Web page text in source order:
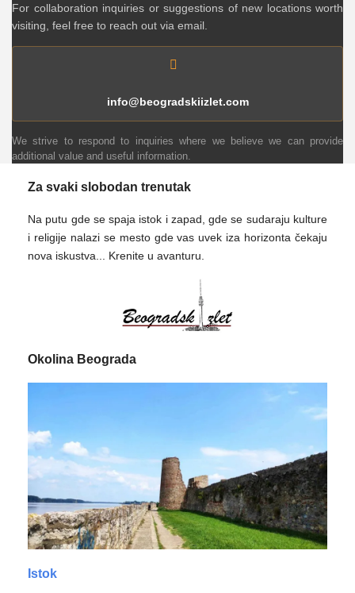
For collaboration inquiries or suggestions of new locations worth
visiting, feel free to reach out via email.
info@beogradskiizlet.com
We strive to respond to inquiries where we believe we can provide
additional value and useful information.
Za svaki slobodan trenutak
Na putu gde se spaja istok i zapad, gde se sudaraju kulture
i religije nalazi se mesto gde vas uvek iza horizonta čekaju
nova iskustva... Krenite u avanturu.
Okolina Beograda
Istok